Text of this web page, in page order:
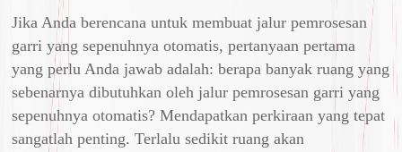
Jika Anda berencana untuk membuat jalur pemrosesan
garri yang sepenuhnya otomatis, pertanyaan pertama
yang perlu Anda jawab adalah: berapa banyak ruang yang
sebenarnya dibutuhkan oleh jalur pemrosesan garri yang
sepenuhnya otomatis? Mendapatkan perkiraan yang tepat
sangatlah penting. Terlalu sedikit ruang akan